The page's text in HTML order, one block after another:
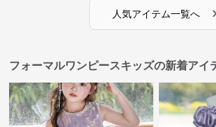
人気アイテム一覧へ ›
フォーマルワンピースキッズの新着アイ